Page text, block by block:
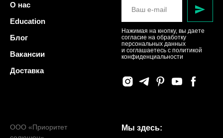
О нас
Education
Блог
Вакансии
Доставка
Нажимая на кнопку, вы даете
согласие на обработку
персональных данных
и соглашаетесь c политикой
конфиденциальности
ООО «Приоритет
Мы здесь: